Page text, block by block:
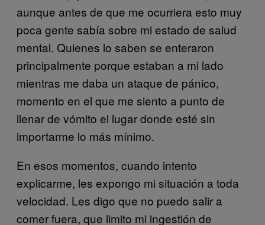
aunque antes de que me ocurriera esto muy
poca gente sabía sobre mi estado de salud
mental. Quienes lo saben se enteraron
principalmente porque estaban a mi lado
mientras me daba un ataque de pánico,
momento en el que me siento a punto de
llenar de vómito el lugar donde esté sin
importarme lo más mínimo.
En esos momentos, cuando intento
explicarme, les expongo mi situación a toda
velocidad. Les digo que no puedo salir a
comer fuera, que limito mi ingestión de